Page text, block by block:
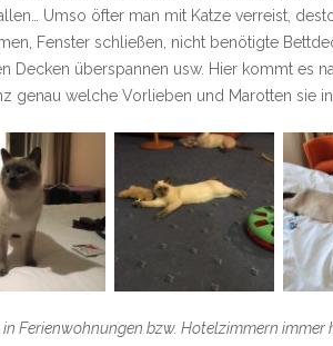
Umso öfter man mit Katze verreist,
Fenster schließen, nicht benötigte
überspannen usw. Hier kommt es
genau welche Vorlieben und Marotten sie
Ferienwohnungen bzw. Hotelzimmern